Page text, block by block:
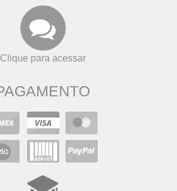
Clique para acessar